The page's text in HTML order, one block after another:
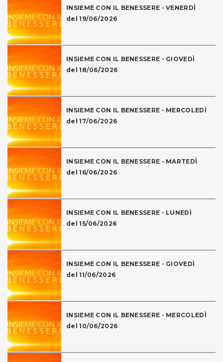
INSIEME CON IL BENESSERE - VENERDÌ
del 19/06/2026
INSIEME CON IL BENESSERE - GIOVEDÌ
del 18/06/2026
INSIEME CON IL BENESSERE - MERCOLEDÌ
del 17/06/2026
INSIEME CON IL BENESSERE - MARTEDÌ
del 16/06/2026
INSIEME CON IL BENESSERE - LUNEDÌ
del 15/06/2026
INSIEME CON IL BENESSERE - GIOVEDÌ
del 11/06/2026
INSIEME CON IL BENESSERE - MERCOLEDÌ
del 10/06/2026